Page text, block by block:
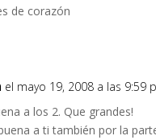
de corazón
el mayo 19, 2008 a las 9:59
a los 2. Que grandes!
a ti también por la